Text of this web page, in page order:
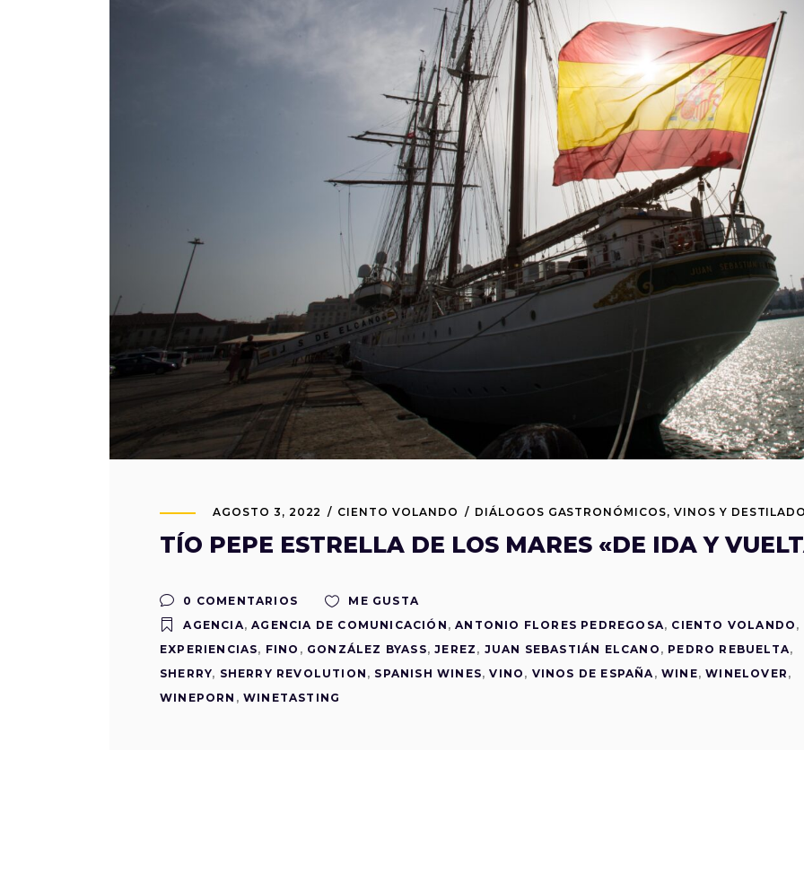
AGOSTO 3, 2022 CIENTO VOLANDO DIÁLOGOS GASTRONÓMICOS, VINOS Y
TÍO PEPE ESTRELLA DE LOS MARES «DE IDA Y
0 COMENTARIOS
ME GUSTA
AGENCIA,AGENCIA DE COMUNICACIÓN ,ANTONIO FLORES PEDREGOSA, CIENTO VOLANDO ,
EXPERIENCIAS, FINO , GONZÁLEZ BYASS,JEREZ , JUAN SEBASTIÁN ELCANO , PEDRO REBUELTA,
SHERRY, SHERRY REVOLUTION , SPANISH WINES,VINO , VINOS DE ESPAÑA,WINE,WINELOVER ,
WINEPORN ,WINETASTING